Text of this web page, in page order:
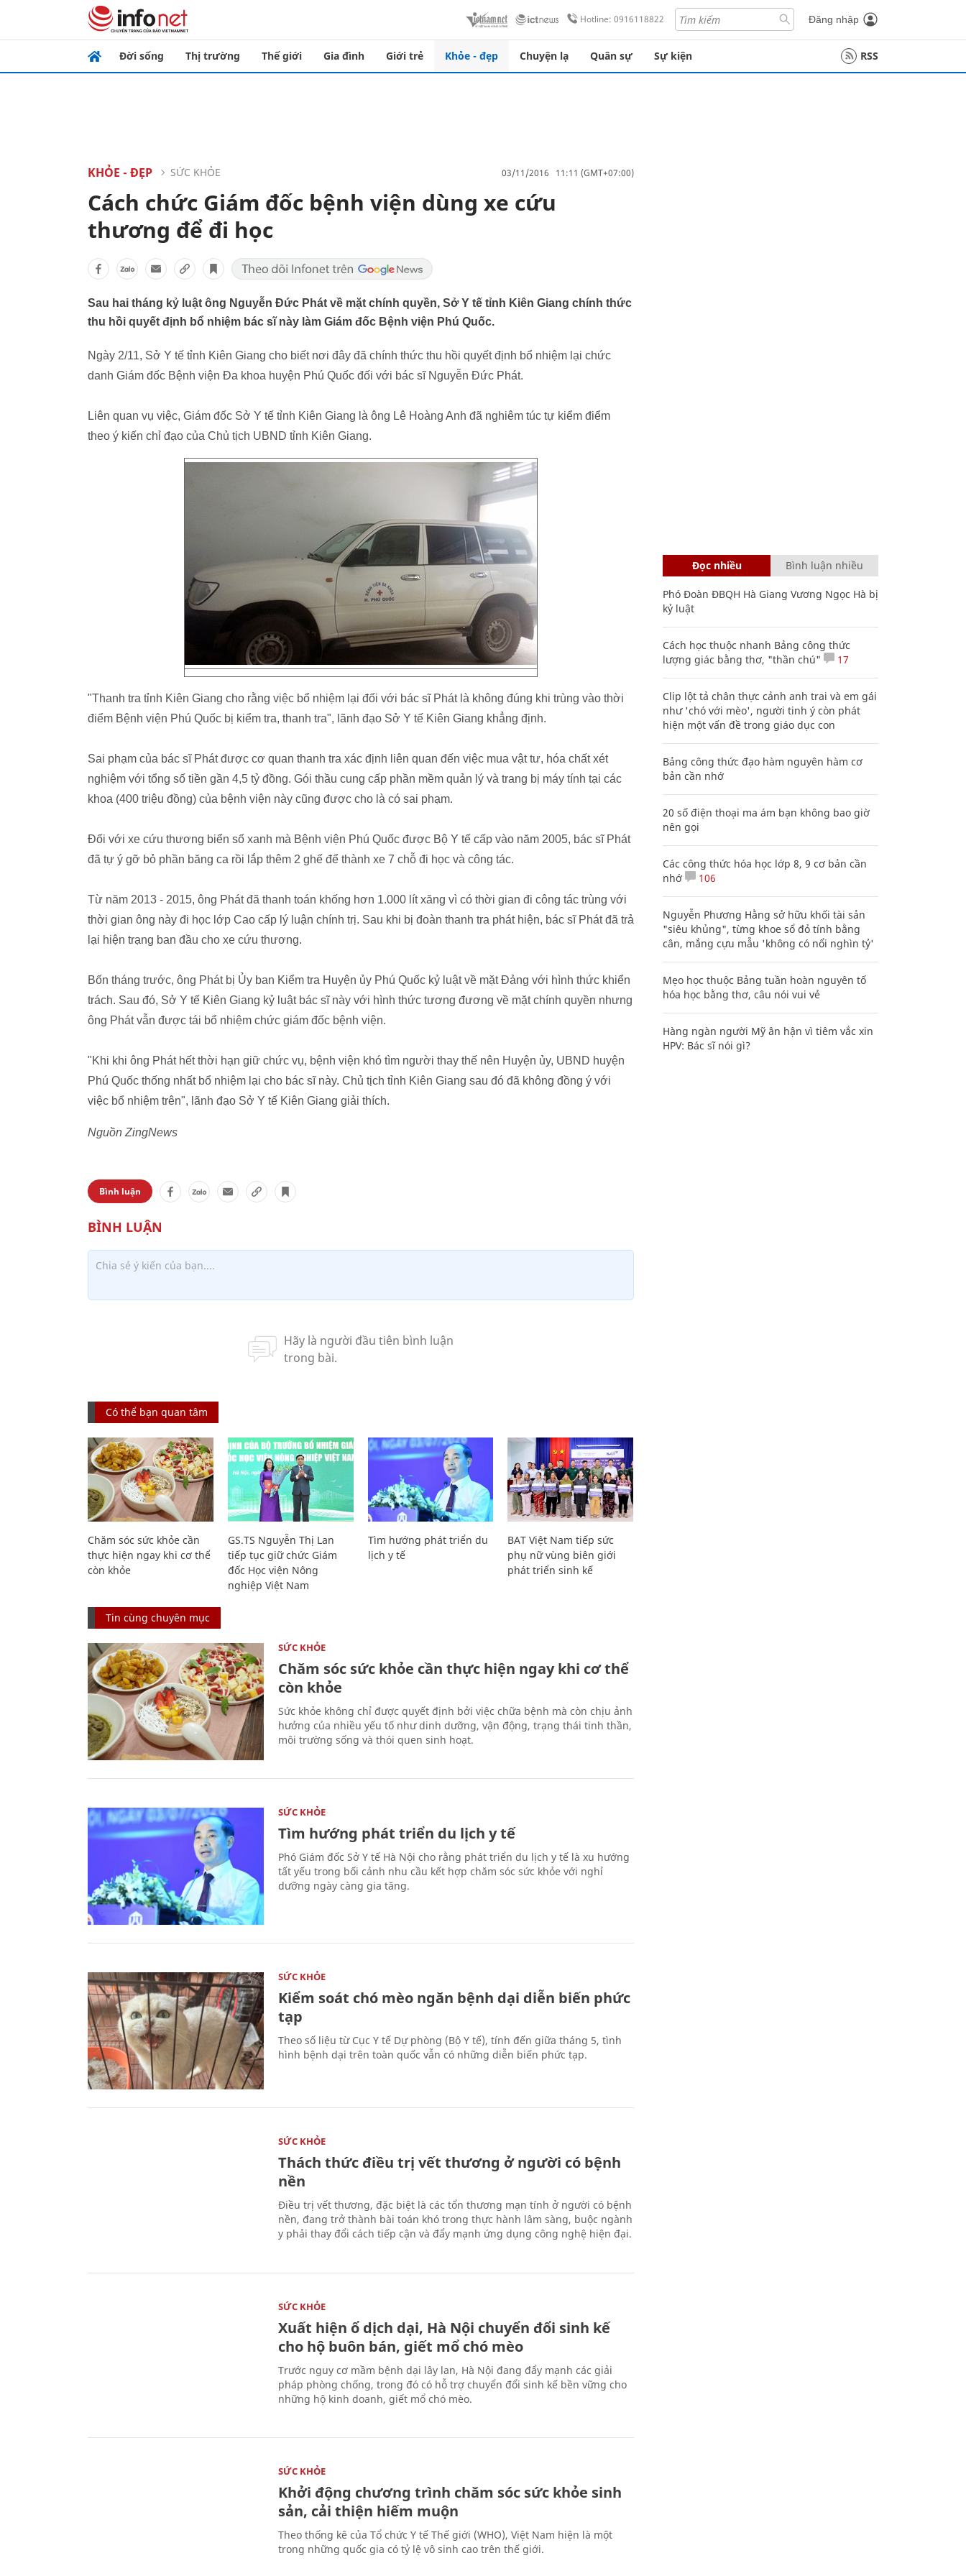
Hotline: 0916118822 Đăng nhập
Đời sống Thị trường Thế giới Gia đình Giới trẻ Khỏe - đẹp Chuyện lạ Quân sự Sự kiện RSS
KHỎE - ĐẸP SỨC KHỎE 03/11/2016 11:11 (GMT+07:00)
Cách chức Giám đốc bệnh viện dùng xe cứu
thương để đi học
Sau hai tháng kỷ luật ông Nguyễn Đức Phát về mặt chính quyền, Sở Y tế tỉnh Kiên Giang chính thức
thu hồi quyết định bổ nhiệm bác sĩ này làm Giám đốc Bệnh viện Phú Quốc.
Ngày 2/11, Sở Y tế tỉnh Kiên Giang cho biết nơi đây đã chính thức thu hồi quyết định bổ nhiệm lại chức
danh Giám đốc Bệnh viện Đa khoa huyện Phú Quốc đối với bác sĩ Nguyễn Đức Phát.
Liên quan vụ việc, Giám đốc Sở Y tế tỉnh Kiên Giang là ông Lê Hoàng Anh đã nghiêm túc tự kiểm điểm
theo ý kiến chỉ đạo của Chủ tịch UBND tỉnh Kiên Giang.
"Thanh tra tỉnh Kiên Giang cho rằng việc bổ nhiệm lại đối với bác sĩ Phát là không đúng khi trùng vào thời
điểm Bệnh viện Phú Quốc bị kiểm tra, thanh tra", lãnh đạo Sở Y tế Kiên Giang khẳng định.
Sai phạm của bác sĩ Phát được cơ quan thanh tra xác định liên quan đến việc mua vật tư, hóa chất xét
nghiệm với tổng số tiền gần 4,5 tỷ đồng. Gói thầu cung cấp phần mềm quản lý và trang bị máy tính tại các
khoa (400 triệu đồng) của bệnh viện này cũng được cho là có sai phạm.
Đối với xe cứu thương biển số xanh mà Bệnh viện Phú Quốc được Bộ Y tế cấp vào năm 2005, bác sĩ Phát
đã tự ý gỡ bỏ phần băng ca rồi lắp thêm 2 ghế để thành xe 7 chỗ đi học và công tác.
Từ năm 2013 - 2015, ông Phát đã thanh toán khống hơn 1.000 lít xăng vì có thời gian đi công tác trùng với
thời gian ông này đi học lớp Cao cấp lý luận chính trị. Sau khi bị đoàn thanh tra phát hiện, bác sĩ Phát đã trả
lại hiện trạng ban đầu cho xe cứu thương.
Bốn tháng trước, ông Phát bị Ủy ban Kiểm tra Huyện ủy Phú Quốc kỷ luật về mặt Đảng với hình thức khiển
trách. Sau đó, Sở Y tế Kiên Giang kỷ luật bác sĩ này với hình thức tương đương về mặt chính quyền nhưng
ông Phát vẫn được tái bổ nhiệm chức giám đốc bệnh viện.
"Khi khi ông Phát hết thời hạn giữ chức vụ, bệnh viện khó tìm người thay thế nên Huyện ủy, UBND huyện
Phú Quốc thống nhất bổ nhiệm lại cho bác sĩ này. Chủ tịch tỉnh Kiên Giang sau đó đã không đồng ý với
việc bổ nhiệm trên", lãnh đạo Sở Y tế Kiên Giang giải thích.
Nguồn ZingNews
Bình luận
Có thể bạn quan tâm
Chăm sóc sức khỏe cần
thực hiện ngay khi cơ thể
còn khỏe
GS.TS Nguyễn Thị Lan
tiếp tục giữ chức Giám
đốc Học viện Nông
nghiệp Việt Nam
Tìm hướng phát triển du
lịch y tế
BAT Việt Nam tiếp sức
phụ nữ vùng biên giới
phát triển sinh kế
Tin cùng chuyên mục
SỨC KHỎE
Chăm sóc sức khỏe cần thực hiện ngay khi cơ thể
còn khỏe
Sức khỏe không chỉ được quyết định bởi việc chữa bệnh mà còn chịu ảnh
hưởng của nhiều yếu tố như dinh dưỡng, vận động, trạng thái tinh thần,
môi trường sống và thói quen sinh hoạt.
SỨC KHỎE
Tìm hướng phát triển du lịch y tế
Phó Giám đốc Sở Y tế Hà Nội cho rằng phát triển du lịch y tế là xu hướng
tất yếu trong bối cảnh nhu cầu kết hợp chăm sóc sức khỏe với nghỉ
dưỡng ngày càng gia tăng.
SỨC KHỎE
Kiểm soát chó mèo ngăn bệnh dại diễn biến phức
tạp
Theo số liệu từ Cục Y tế Dự phòng (Bộ Y tế), tính đến giữa tháng 5, tình
hình bệnh dại trên toàn quốc vẫn có những diễn biến phức tạp.
SỨC KHỎE
Thách thức điều trị vết thương ở người có bệnh
nền
Điều trị vết thương, đặc biệt là các tổn thương mạn tính ở người có bệnh
nền, đang trở thành bài toán khó trong thực hành lâm sàng, buộc ngành
y phải thay đổi cách tiếp cận và đẩy mạnh ứng dụng công nghệ hiện đại.
SỨC KHỎE
Xuất hiện ổ dịch dại, Hà Nội chuyển đổi sinh kế
cho hộ buôn bán, giết mổ chó mèo
Trước nguy cơ mầm bệnh dại lây lan, Hà Nội đang đẩy mạnh các giải
pháp phòng chống, trong đó có hỗ trợ chuyển đổi sinh kế bền vững cho
những hộ kinh doanh, giết mổ chó mèo.
SỨC KHỎE
Khởi động chương trình chăm sóc sức khỏe sinh
sản, cải thiện hiếm muộn
Theo thống kê của Tổ chức Y tế Thế giới (WHO), Việt Nam hiện là một
trong những quốc gia có tỷ lệ vô sinh cao trên thế giới.
Đọc nhiều Bình luận nhiều
Phó Đoàn ĐBQH Hà Giang Vương Ngọc Hà bị
kỷ luật
Cách học thuộc nhanh Bảng công thức
lượng giác bằng thơ, "thần chú"
17
Clip lột tả chân thực cảnh anh trai và em gái
như 'chó với mèo', người tinh ý còn phát
hiện một vấn đề trong giáo dục con
Bảng công thức đạo hàm nguyên hàm cơ
bản cần nhớ
20 số điện thoại ma ám bạn không bao giờ
nên gọi
Các công thức hóa học lớp 8, 9 cơ bản cần
nhớ
106
Nguyễn Phương Hằng sở hữu khối tài sản
"siêu khủng", từng khoe sổ đỏ tính bằng
cân, mắng cựu mẫu 'không có nổi nghìn tỷ'
Mẹo học thuộc Bảng tuần hoàn nguyên tố
hóa học bằng thơ, câu nói vui vẻ
Hàng ngàn người Mỹ ân hận vì tiêm vắc xin
HPV: Bác sĩ nói gì?